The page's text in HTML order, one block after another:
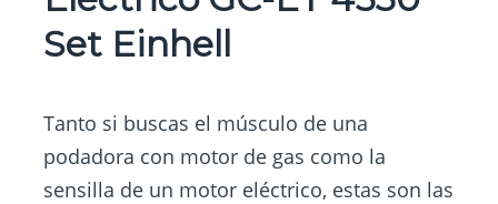
Set Einhell
Tanto si buscas el músculo de una
podadora con motor de gas como la
sensilla de un motor eléctrico, estas son las